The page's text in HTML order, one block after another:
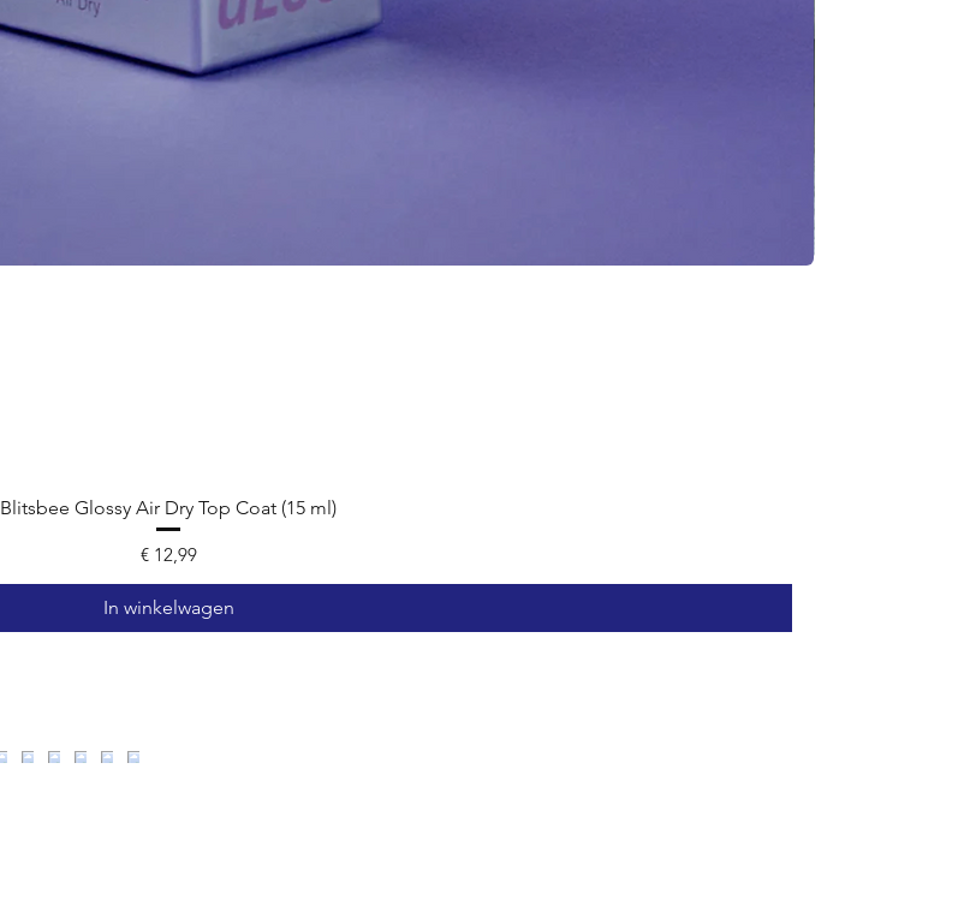
Blitsbee Glossy Air Dry Top Coat (15 ml)
Prijs
€ 12,99
In winkelwagen